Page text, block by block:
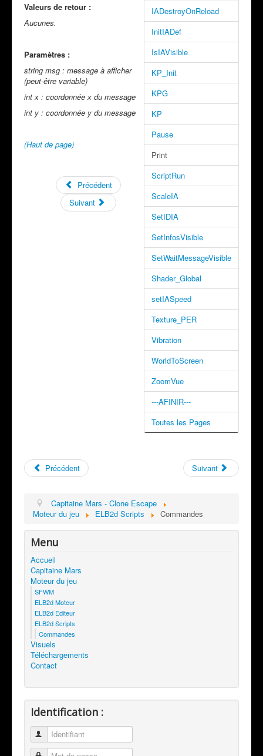
IADestroyOnReload
InitIADef
IsIAVisible
KP_Init
KPG
KP
Pause
Print
ScriptRun
ScaleIA
SetIDIA
SetInfosVisible
SetWaitMessageVisible
Shader_Global
setIASpeed
Texture_PER
Vibration
WorldToScreen
ZoomVue
---AFINIR---
Toutes les Pages
Valeurs de retour :
Aucunes.
Paramètres :
string msg : message à afficher
(peut-être variable)
int x : coordonnée x du message
int y : coordonnée y du message
(Haut de page)
Précédent
Suivant
Précédent Suivant
Capitaine Mars - Clone Escape
Moteur du jeu
ELB2d Scripts Commandes
Menu
Accueil
Capitaine Mars
Moteur du jeu
SFWM
ELB2d Moteur
ELB2d Editeur
ELB2d Scripts
Commandes
Visuels
Téléchargements
Contact
Identification :
Identifiant